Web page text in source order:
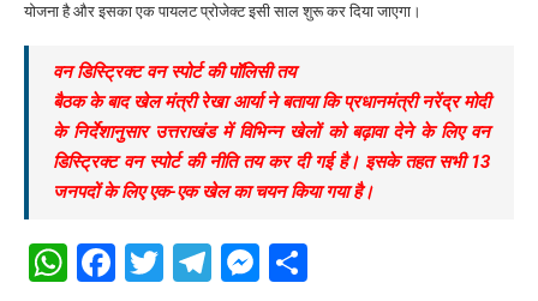
योजना है और इसका एक पायलट प्रोजेक्ट इसी साल शुरू कर दिया जाएगा।
वन डिस्ट्रिक्ट वन स्पोर्ट की पॉलिसी तय
बैठक के बाद खेल मंत्री रेखा आर्या ने बताया कि प्रधानमंत्री नरेंद्र मोदी
के निर्देशानुसार उत्तराखंड में विभिन्न खेलों को बढ़ावा देने के लिए वन
डिस्ट्रिक्ट वन स्पोर्ट की नीति तय कर दी गई है। इसके तहत सभी 13
जनपदों के लिए एक-एक खेल का चयन किया गया है।
WhatsApp
Facebook
Twitter
Telegram
Messenger